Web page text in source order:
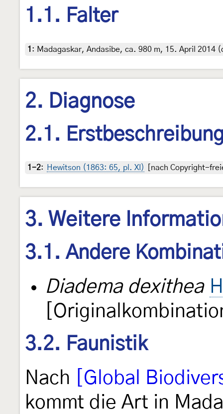
1.1. Falter
1 : Madagaskar, Andasibe, ca. 980 m, 15. April 2014
2. Diagnose
2.1.
1-2: Hewitson (1863: 65, pl. XI) [nach Copyright-
3. Weitere
3.1. Andere
Diadema dexithea
3.2. Faunistik
Nach
[Global
kommt die Art in